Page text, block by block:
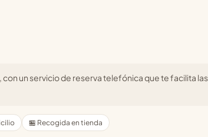
un servicio de reserva telefónica que te facilita las
🏪 Recogida en tienda